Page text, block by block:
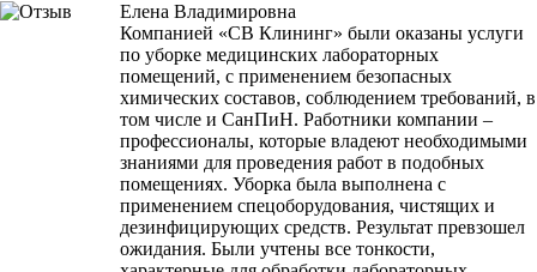
Елена Владимировна
Компанией «СВ Клининг» были оказаны услуги
по уборке медицинских лабораторных
помещений, с применением безопасных
химических составов, соблюдением требований, в
том числе и СанПиН. Работники компании –
профессионалы, которые владеют необходимыми
знаниями для проведения работ в подобных
помещениях. Уборка была выполнена с
применением спецоборудования, чистящих и
дезинфицирующих средств. Результат превзошел
ожидания. Были учтены все тонкости,